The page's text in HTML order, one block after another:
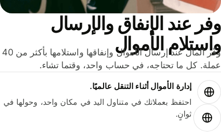
عند الإنفاق والإرسال
الأموال
وفّر المال عند إرسال الأموال وإنفاقها واستلامها بأكثر من 40
كل ما تحتاجه، في حساب واحد، وقتما تشاء.
إدارة الأموال أثناء التنقل عالميًا.
احتفظ بعملاتك في متناول اليد في مكان واحد، وحولها في
ثوانٍ.